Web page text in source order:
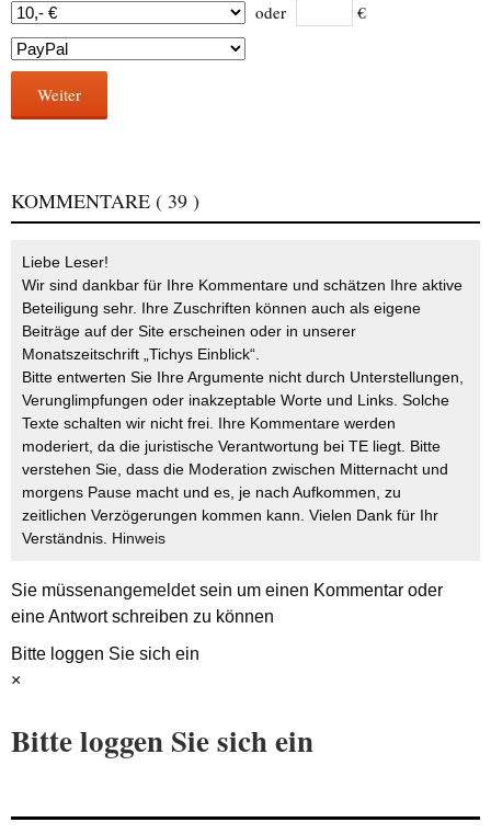
oder €
Weiter
KOMMENTARE ( 39 )
Liebe Leser!
Wir sind dankbar für Ihre Kommentare und schätzen Ihre aktive
Beteiligung sehr. Ihre Zuschriften können auch als eigene
Beiträge auf der Site erscheinen oder in unserer
Monatszeitschrift „Tichys Einblick“.
Bitte entwerten Sie Ihre Argumente nicht durch Unterstellungen,
Verunglimpfungen oder inakzeptable Worte und Links. Solche
Texte schalten wir nicht frei. Ihre Kommentare werden
moderiert, da die juristische Verantwortung bei TE liegt. Bitte
verstehen Sie, dass die Moderation zwischen Mitternacht und
morgens Pause macht und es, je nach Aufkommen, zu
zeitlichen Verzögerungen kommen kann. Vielen Dank für Ihr
Verständnis. Hinweis
Sie müssenangemeldetsein um einen Kommentar oder
eine Antwort schreiben zu können
Bitte loggen Sie sich ein
×
Bitte loggen Sie sich ein